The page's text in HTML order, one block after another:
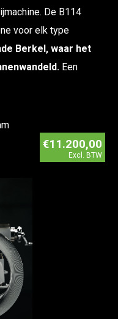
De B114
voor elk type
Berkel, waar het
Een
€11.200,00
Excl. BTW